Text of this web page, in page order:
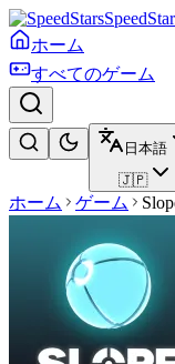
ホーム
すべてのゲーム
日本語
🇯🇵
ホーム ゲーム